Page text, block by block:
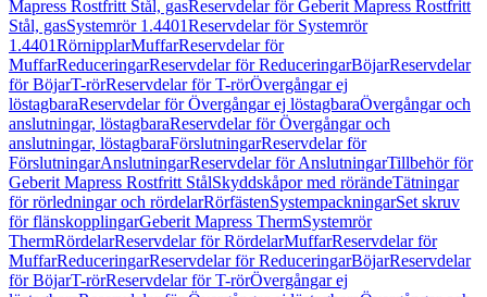
Mapress Rostfritt Stål, gasReservdelar för Geberit Mapress Rostfritt
Stål, gasSystemrör 1.4401Reservdelar för Systemrör
1.4401RörnipplarMuffarReservdelar för
MuffarReduceringarReservdelar för ReduceringarBöjarReservdelar
för BöjarT-rörReservdelar för T-rörÖvergångar ej
löstagbaraReservdelar för Övergångar ej löstagbaraÖvergångar och
anslutningar, löstagbaraReservdelar för Övergångar och
anslutningar, löstagbaraFörslutningarReservdelar för
FörslutningarAnslutningarReservdelar för AnslutningarTillbehör för
Geberit Mapress Rostfritt StålSkyddskåpor med rörändeTätningar
för rörledningar och rördelarRörfästenSystempackningarSet skruv
för flänskopplingarGeberit Mapress ThermSystemrör
ThermRördelarReservdelar för RördelarMuffarReservdelar för
MuffarReduceringarReservdelar för ReduceringarBöjarReservdelar
för BöjarT-rörReservdelar för T-rörÖvergångar ej